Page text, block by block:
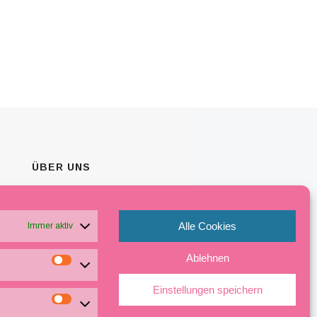
Immer aktiv Alle Cookies
Ablehnen
Einstellungen speichern
ÜBER UNS